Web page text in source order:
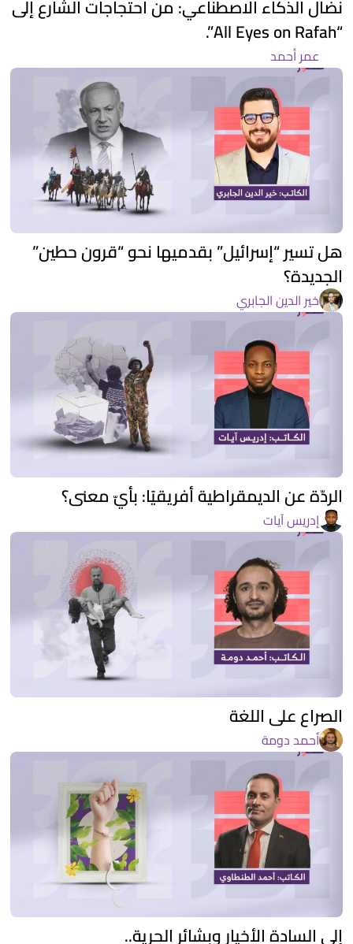
نضال الذكاء الاصطناعي: من احتجاجات الشارع إلى
“All Eyes on Rafah”.
عمر أحمد
هل تسير “إسرائيل” بقدميها نحو “قرون حطين”
الجديدة؟
خير الدين الجابري
الردّة عن الديمقراطية أفريقيًا: بأيّ معنى؟
إدريس آيات
الصراع على اللغة
أحمد دومة
إلى السادة الأخيار وبشائر الحرية..